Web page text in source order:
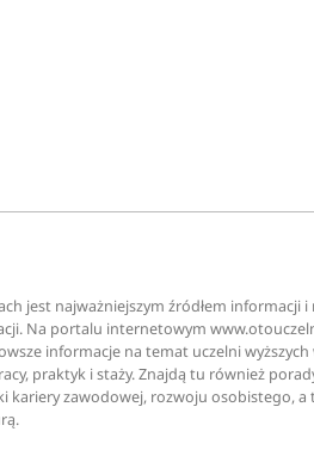
jest najważniejszym źródłem informacji
Na portalu internetowym
informacje na temat uczelni wyższych
praktyk i staży. Znajdą tu również
kariery zawodowej, rozwoju osobistego, a